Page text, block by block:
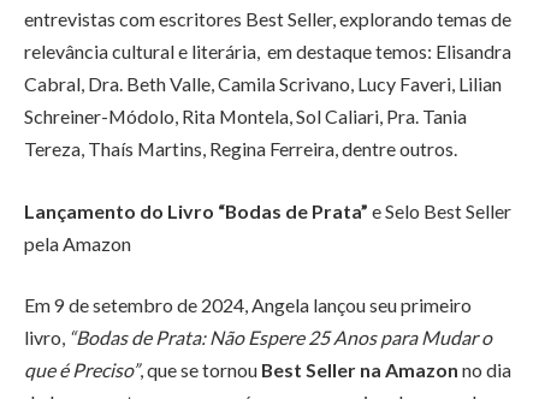
entrevistas com escritores Best Seller, explorando temas de
relevância cultural e literária, em destaque temos: Elisandra
Cabral, Dra. Beth Valle, Camila Scrivano, Lucy Faveri, Lilian
Schreiner-Módolo, Rita Montela, Sol Caliari, Pra. Tania
Tereza, Thaís Martins, Regina Ferreira, dentre outros.
Lançamento do Livro “Bodas de Prata” e Selo Best Seller
pela Amazon
Em 9 de setembro de 2024, Angela lançou seu primeiro
livro, “Bodas de Prata: Não Espere 25 Anos para Mudar o
que é Preciso”, que se tornou Best Seller na Amazon no dia